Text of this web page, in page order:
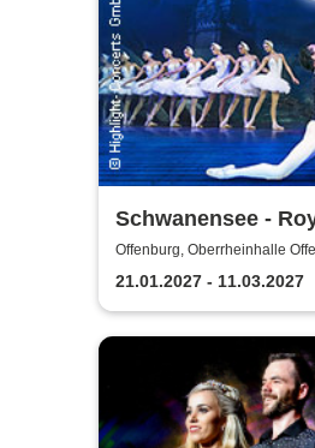
Schwanensee -
Classical Ballet
Offenburg, Oberrheinhalle
21.01.2027 - 11.03.2027